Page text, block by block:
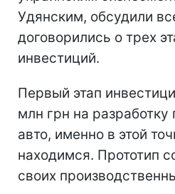
Удянским, обсудили
договорились о трех
инвестиций.
Первый этап
млн грн на разработку
авто, именно в этой
находимся. Прототип
своих